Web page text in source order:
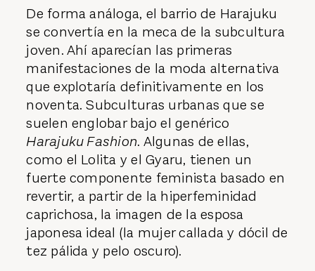
De forma análoga, el barrio de Harajuku
se convertía en la meca de la subcultura
joven. Ahí aparecían las primeras
manifestaciones de la moda alternativa
que explotaría definitivamente en los
noventa. Subculturas urbanas que se
suelen englobar bajo el genérico
Harajuku Fashion. Algunas de ellas,
como el Lolita y el Gyaru, tienen un
fuerte componente feminista basado en
revertir, a partir de la hiperfeminidad
caprichosa, la imagen de la esposa
japonesa ideal (la mujer callada y dócil de
tez pálida y pelo oscuro).